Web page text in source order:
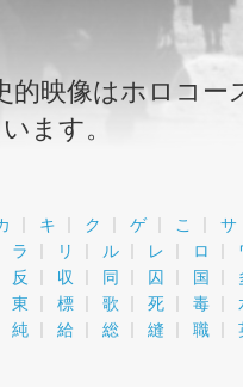
映像はホロコー
ます。
キ ク ゲ こ サ
ラ リ ル レ ロ
反 収 同 囚 国
東 標 歌 死 毒
純 給 総 縫 職